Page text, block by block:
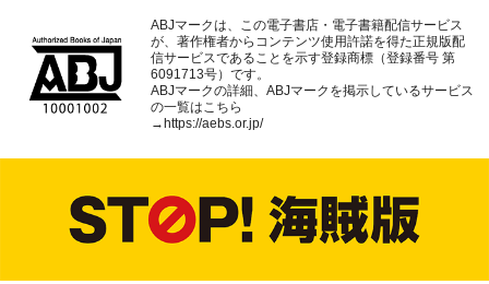
ABJマークは、この電子書店・電子書籍配信サービス
が、著作権者からコンテンツ使用許諾を得た正規版配
信サービスであることを示す登録商標（登録番号 第
6091713号）です。
ABJマークの詳細、ABJマークを掲示しているサービス
の一覧はこちら
→ https://aebs.or.jp/